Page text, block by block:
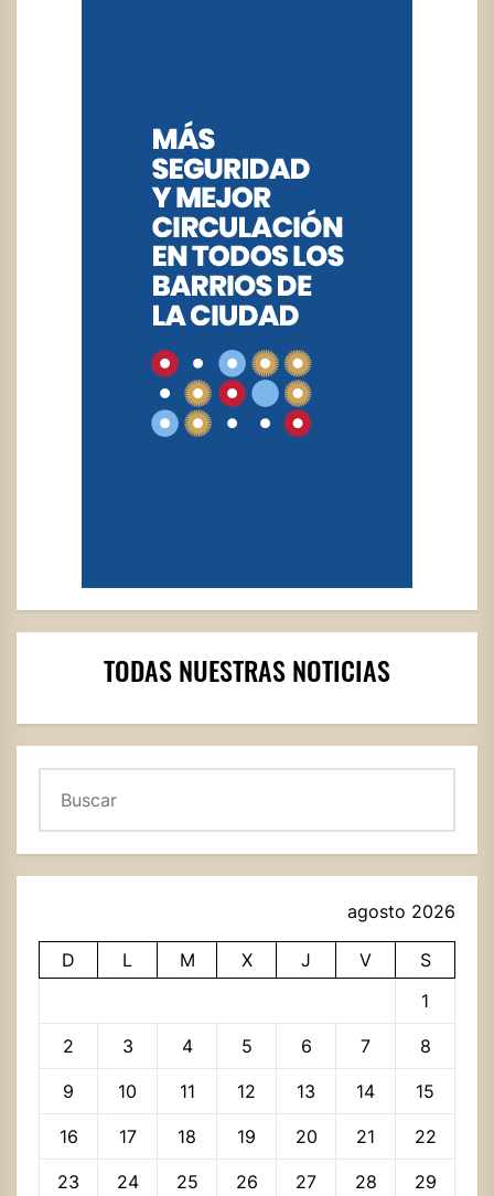
TODAS NUESTRAS NOTICIAS
agosto 2026
D L M X J V
S
1
2 3 4 5 6 7 8
9 10 11 12 13 14 15
16 17 18 19 20 21 22
23 24 25 26 27 28 29